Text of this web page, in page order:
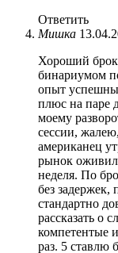
Ответить
Мишка
Хороший
бинариумом
опыт
плюс на паре
моему
сессии,
американец
рынок
неделя. По
без задержек,
стандартно
рассказать о
компетентые
раз. 5 ставлю